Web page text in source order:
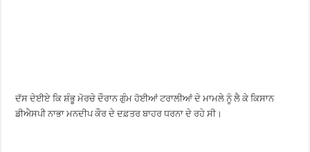
ਦੱਸ ਦੇਈਏ ਕਿ ਸ਼ੰਭੂ ਮੋਰਚੇ ਦੌਰਾਨ ਗੁੰਮ ਹੋਈਆਂ ਟਰਾਲੀਆਂ ਦੇ ਮਾਮਲੇ ਨੂੰ ਲੈ ਕੇ ਕਿਸਾਨ
ਡੀਐਸਪੀ ਨਾਭਾ ਮਨਦੀਪ ਕੌਰ ਦੇ ਦਫ਼ਤਰ ਬਾਹਰ ਧਰਨਾ ਦੇ ਰਹੇ ਸੀ।